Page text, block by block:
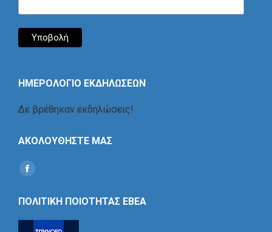
ΗΜΕΡΟΛΟΓΙΟ ΕΚΔΗΛΩΣΕΩΝ
Δε βρέθηκαν εκδηλώσεις!
ΑΚΟΛΟΥΘΗΣΤΕ ΜΑΣ
Find us on:
Social
ΠΟΛΙΤΙΚΗ ΠΟΙΟΤΗΤΑΣ ΕΒΕΑ